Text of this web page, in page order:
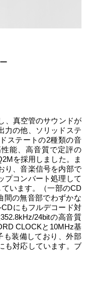
、真空管のサウンドが
力の他、ソリッドステ
ステートの2種類の音
能、高音質で定評の
を採用しました。ま
り、音楽信号を内部で
プコンバート処理して
います。（一部のCD
間の無音部でわずかな
にもフルデコード対
24bitの高音質
CLOCKと10MHz基
も装備しており、外部
も対応しています。ブ